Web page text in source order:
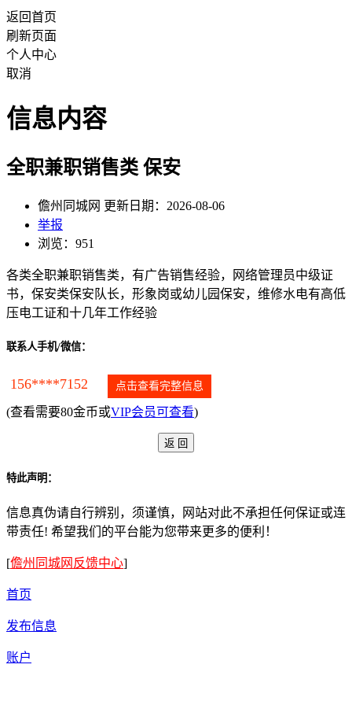
返回首页
刷新页面
个人中心
取消
信息内容
全职兼职销售类 保安
儋州同城网 更新日期：2026-08-06
举报
浏览：951
各类全职兼职销售类，有广告销售经验，网络管理员中级证
书，保安类保安队长，形象岗或幼儿园保安，维修水电有高低
压电工证和十几年工作经验
联系人手机/微信：
156****7152 点击查看完整信息
(查看需要80金币或VIP会员可查看)
特此声明：
信息真伪请自行辨别，须谨慎，网站对此不承担任何保证或连
带责任! 希望我们的平台能为您带来更多的便利！
[儋州同城网反馈中心]
首页
发布信息
账户